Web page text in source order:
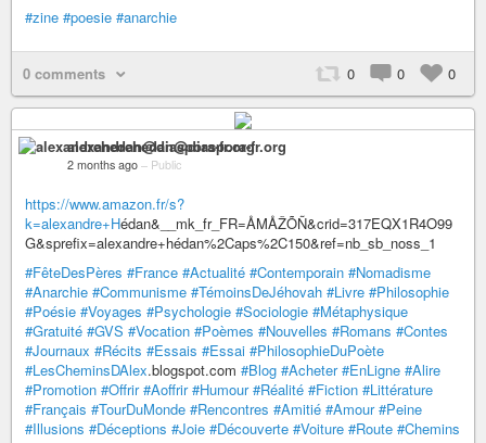
#zine #poesie #anarchie
0 comments 0 0 0
alexandrehedan@diaspora-fr.org
2 months ago – Public
https://www.amazon.fr/s?
k=alexandre+Hédan&__mk_fr_FR=ÅMÅŽÕÑ&crid=317EQX1R4O99
G&sprefix=alexandre+hédan%2Caps%2C150&ref=nb_sb_noss_1
#FêteDesPères #France #Actualité #Contemporain #Nomadisme
#Anarchie #Communisme #TémoinsDeJéhovah #Livre #Philosophie
#Poésie #Voyages #Psychologie #Sociologie #Métaphysique
#Gratuité #GVS #Vocation #Poèmes #Nouvelles #Romans #Contes
#Journaux #Récits #Essais #Essai #PhilosophieDuPoète
#LesCheminsDAlex.blogspot.com #Blog #Acheter #EnLigne #Alire
#Promotion #Offrir #Aoffrir #Humour #Réalité #Fiction #Littérature
#Français #TourDuMonde #Rencontres #Amitié #Amour #Peine
#Illusions #Déceptions #Joie #Découverte #Voiture #Route #Chemins